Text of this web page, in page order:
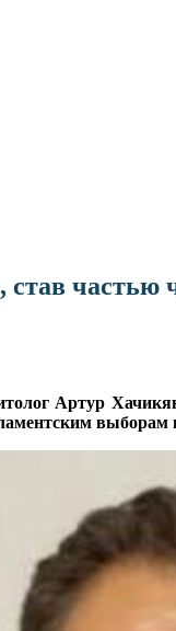
став частью
Артур
выборам